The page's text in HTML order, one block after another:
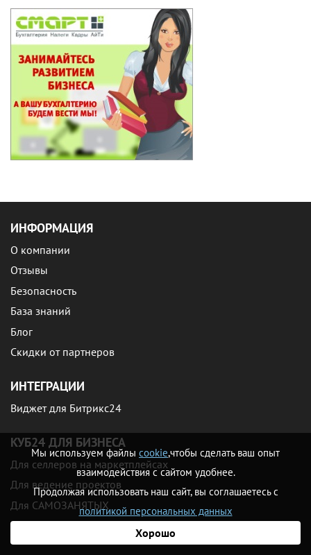
ИНФОРМАЦИЯ
О компании
Отзывы
Безопасность
База знаний
Блог
Скидки от партнеров
ИНТЕГРАЦИИ
Виджет для Битрикс24
КУБ24 ДЛЯ БИЗНЕСА
Для селлеров на маркетплейсах
Для ведение проектов
Для САМОЗАНЯТЫХ
УПРАВЛЕНЧЕСКИЙ УЧЕТ
Мы используем файлы cookie,чтобы сделать ваш опыт
взаимодействия с сайтом удобнее.
Продолжая использовать наш сайт, вы соглашаетесь с
политикой персональных данных
Хорошо